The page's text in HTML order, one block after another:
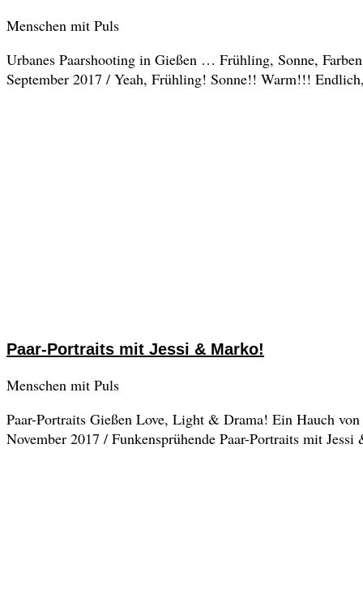
Menschen mit Puls
Urbanes Paarshooting in Gießen … Frühling, Sonne,
September 2017 / Yeah, Frühling! Sonne!! Warm!!!
Paar-Portraits mit Jessi & Marko!
Menschen mit Puls
Paar-Portraits Gießen Love, Light & Drama! Ein Hauch
November 2017 / Funkensprühende Paar-Portraits mit